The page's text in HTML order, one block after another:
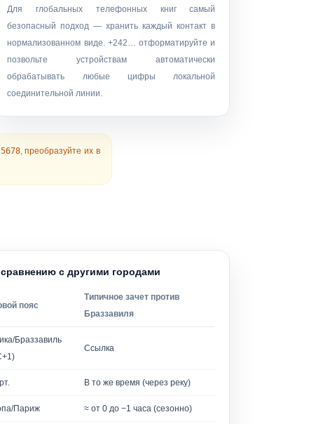
Для глобальных телефонных книг самый
безопасный подход — хранить каждый контакт в
нормализованном виде. +242… отформатируйте и
позвольте устройствам автоматически
обрабатывать любые цифры локальной
соединительной линии.
, преобразуйте их в
с другими городами
пояс
Типичное зачет против
Браззавиля
Браззавиль
Ссылка
В то же время (через реку)
Париж ≈ от 0 до −1 часа (сезонно)